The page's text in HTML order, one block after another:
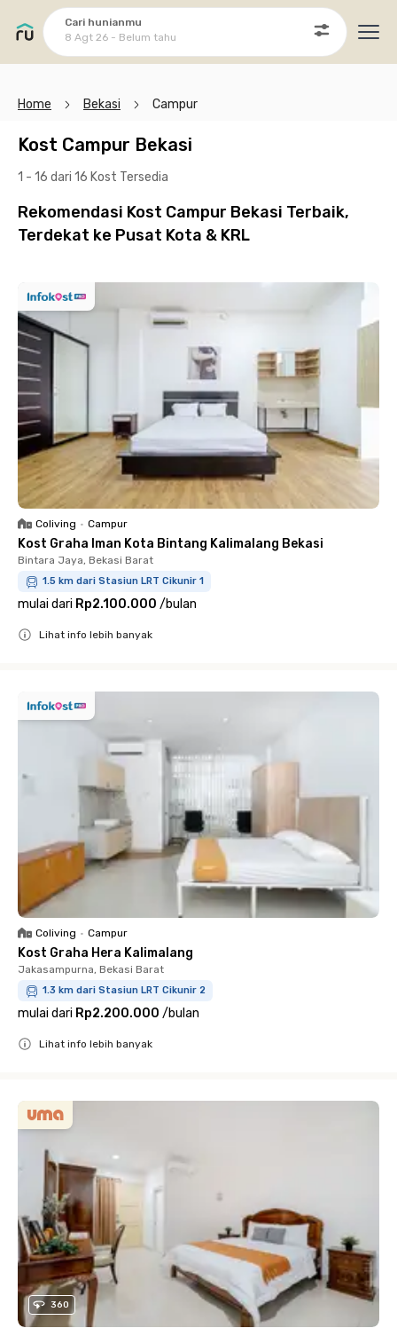
Cari hunianmu
8 Agt 26 - Belum tahu
Home Bekasi Campur
Kost Campur Bekasi
1 - 16 dari 16 Kost Tersedia
Rekomendasi Kost Campur Bekasi Terbaik,
Terdekat ke Pusat Kota & KRL
Coliving • Campur
Kost Graha Iman Kota Bintang Kalimalang Bekasi
Bintara Jaya, Bekasi Barat
1.5 km dari Stasiun LRT Cikunir 1
mulai dari Rp2.100.000 /bulan
Lihat info lebih banyak
Coliving • Campur
Kost Graha Hera Kalimalang
Jakasampurna, Bekasi Barat
1.3 km dari Stasiun LRT Cikunir 2
mulai dari Rp2.200.000 /bulan
Lihat info lebih banyak
360